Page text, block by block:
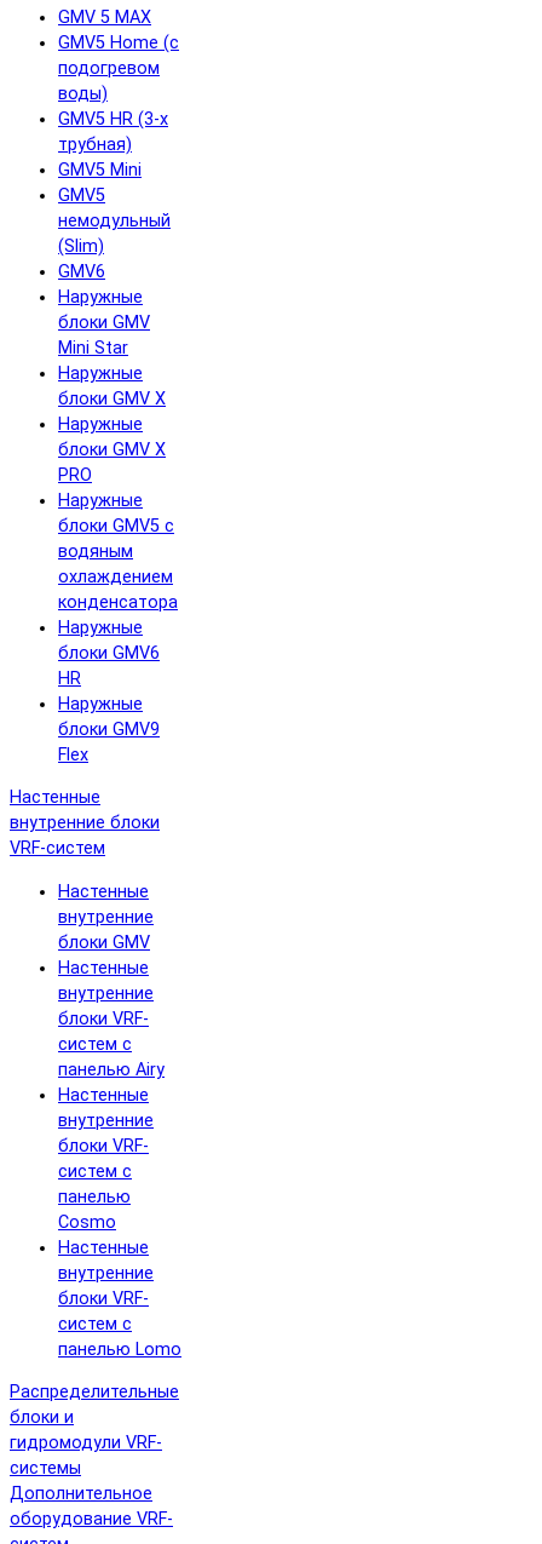
GMV 5 MAX
GMV5 Home (с
подогревом
воды)
GMV5 HR (3-х
трубная)
GMV5 Mini
GMV5
немодульный
(Slim)
GMV6
Наружные
блоки GMV
Mini Star
Наружные
блоки GMV X
Наружные
блоки GMV X
PRO
Наружные
блоки GMV5 с
водяным
охлаждением
конденсатора
Наружные
блоки GMV6
HR
Наружные
блоки GMV9
Flex
Настенные
внутренние блоки
VRF-систем
Настенные
внутренние
блоки GMV
Настенные
внутренние
блоки VRF-
систем с
панелью Airy
Настенные
внутренние
блоки VRF-
систем с
панелью
Cosmo
Настенные
внутренние
блоки VRF-
систем с
панелью Lomo
Распределительные
блоки и
гидромодули VRF-
системы
Дополнительное
оборудование VRF-